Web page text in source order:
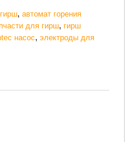
, автомат горения
для гирш, гирш
насос, электроды для